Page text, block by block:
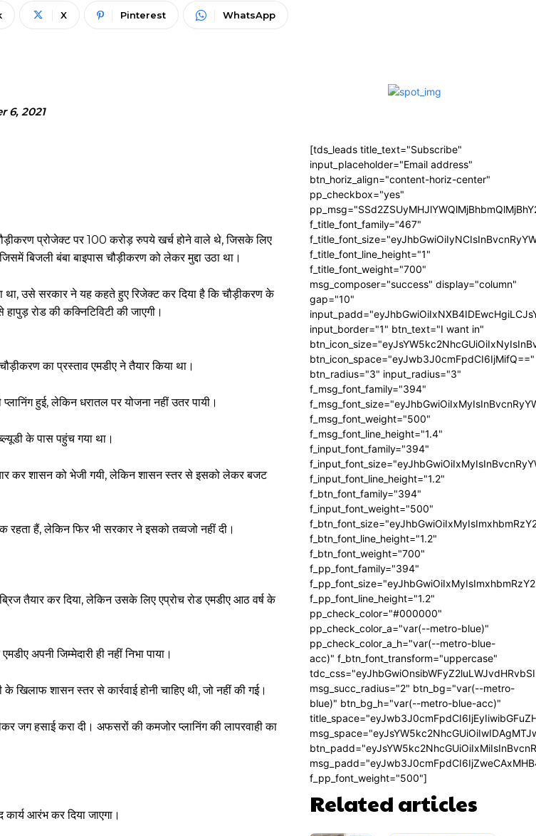
X Pinterest WhatsApp
6, 2021
प्रोजेक्ट पर 100 करोड़ रुपये खर्च होने वाले थे, जिसके लिए
बिजली बंबा बाइपास चौड़ीकरण को लेकर मुद्दा उठा था।
था, उसे सरकार ने यह कहते हुए रिजेक्ट कर दिया है कि चौड़ीकरण के
रोड की कक्निटिविटी की जाएगी।
का प्रस्ताव एमडीए ने तैयार किया था।
हुई, लेकिन धरातल पर योजना नहीं उतर पायी।
के पास पहुंच गया था।
कर शासन को भेजी गयी, लेकिन शासन स्तर से इसको लेकर बजट
रहता हैं, लेकिन फिर भी सरकार ने इसको तव्वजो नहीं दी।
तैयार कर दिया, लेकिन उसके लिए एप्रोच रोड एमडीए आठ वर्ष के
अपनी जिम्मेदारी ही नहीं निभा पाया।
खिलाफ शासन स्तर से कार्रवाई होनी चाहिए थी, जो नहीं की गई।
जग हसाई करा दी। अफसरों की कमजोर प्लानिंग की लापरवाही का
आरंभ कर दिया जाएगा।
[tds_leads title_text="Subscribe"
input_placeholder="Email address"
btn_horiz_align="content-horiz-center"
pp_checkbox="yes"
f_title_font_family="467"
f_title_font_line_height="1"
f_title_font_weight="700"
msg_composer="success" display="column"
gap="10"
input_border="1" btn_text="I want in"
btn_icon_space="eyJwb3J0cmFpdCI6IjMifQ=="
btn_radius="3" input_radius="3"
f_msg_font_family="394"
f_msg_font_weight="500"
f_msg_font_line_height="1.4"
f_input_font_family="394"
f_input_font_line_height="1.2"
f_btn_font_family="394"
f_input_font_weight="500"
f_btn_font_line_height="1.2"
f_btn_font_weight="700"
f_pp_font_family="394"
f_pp_font_line_height="1.2"
pp_check_color="#000000"
pp_check_color_a="var(--metro-blue)"
pp_check_color_a_h="var(--metro-blue-
acc)" f_btn_font_transform="uppercase"
msg_succ_radius="2" btn_bg="var(--metro-
blue)" btn_bg_h="var(--metro-blue-acc)"
f_pp_font_weight="500"]
Related articles